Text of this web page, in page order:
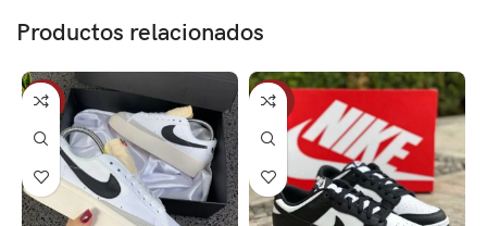
Productos relacionados
-10% -20%